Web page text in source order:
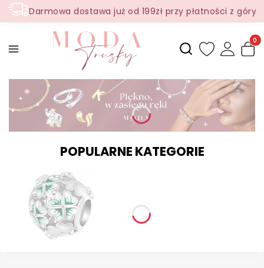
Darmowa dostawa już od 199zł przy płatności z góry
Otwórz
POPULARNE KATEGORIE